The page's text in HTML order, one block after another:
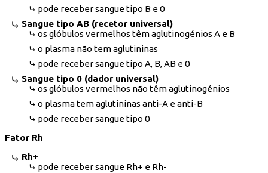
pode receber sangue tipo B e 0
Sangue tipo AB (recetor universal)
os glóbulos vermelhos têm aglutinogénios A e B
o plasma não tem aglutininas
pode receber sangue tipo A, B, AB e 0
Sangue tipo 0 (dador universal)
os glóbulos vermelhos não têm aglutinogénios
o plasma tem aglutininas anti-A e anti-B
pode receber sangue tipo 0
Fator Rh
Rh+
pode receber sangue Rh+ e Rh-